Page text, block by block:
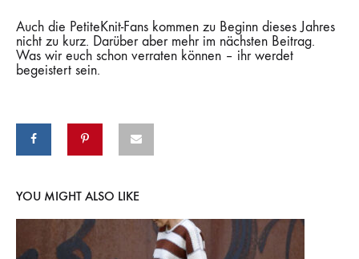
Auch die PetiteKnit-Fans kommen zu Beginn dieses Jahres
nicht zu kurz. Darüber aber mehr im nächsten Beitrag.
Was wir euch schon verraten können – ihr werdet
begeistert sein.
YOU MIGHT ALSO LIKE